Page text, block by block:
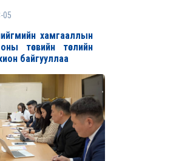
05
хамгааллын
төсвийн төслийн
байгууллаа